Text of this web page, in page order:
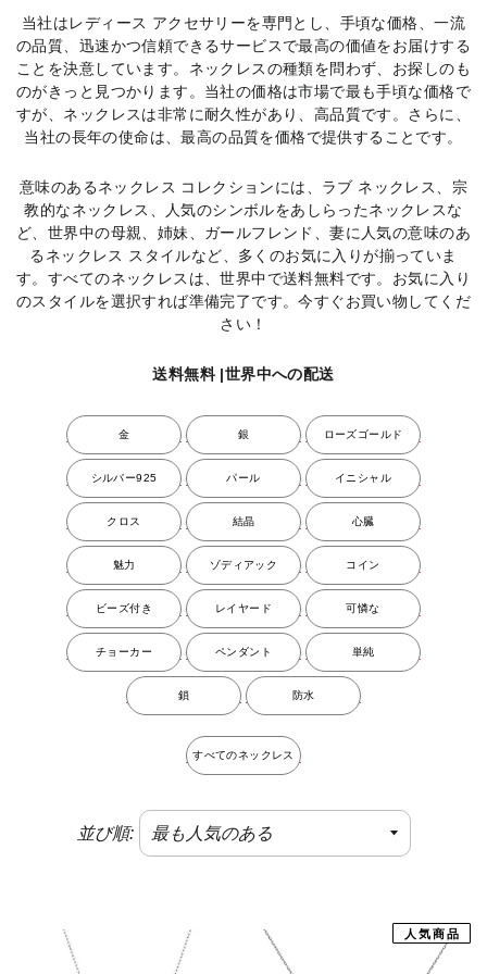
当社はレディース アクセサリーを専門とし、手頃な価格、一流
の品質、迅速かつ信頼できるサービスで最高の価値をお届けする
ことを決意しています。ネックレスの種類を問わず、お探しのも
のがきっと見つかります。当社の価格は市場で最も手頃な価格で
すが、ネックレスは非常に耐久性があり、高品質です。さらに、
当社の長年の使命は、最高の品質を価格で提供することです。
意味のあるネックレス コレクションには、ラブ ネックレス、宗
教的なネックレス、人気のシンボルをあしらったネックレスな
ど、世界中の母親、姉妹、ガールフレンド、妻に人気の意味のあ
るネックレス スタイルなど、多くのお気に入りが揃っていま
す。すべてのネックレスは、世界中で送料無料です。お気に入り
のスタイルを選択すれば準備完了です。今すぐお買い物してくだ
さい！
送料無料 |世界中への配送
金 銀 ローズゴールド
シルバー925 パール イニシャル
クロス 結晶 心臓
魅力 ゾディアック コイン
ビーズ付き レイヤード 可憐な
チョーカー ペンダント 単純
鎖 防水
すべてのネックレス
並び順:
人気商品